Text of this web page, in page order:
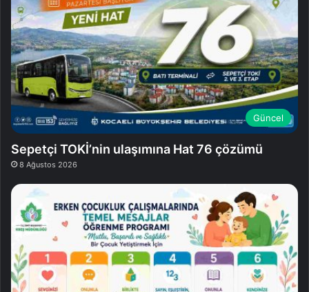
Güncel
Sepetçi TOKİ’nin ulaşımına Hat 76 çözümü
8 Ağustos 2026